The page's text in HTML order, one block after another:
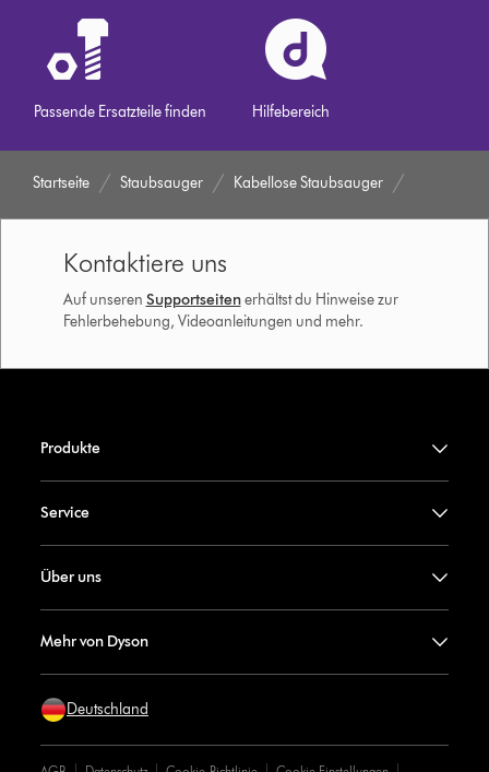
Passende Ersatzteile finden Hilfebereich
Startseite Staubsauger Kabellose Staubsauger
Kontaktiere uns
Auf unseren Supportseiten erhältst du Hinweise zur
Fehlerbehebung, Videoanleitungen und mehr.
Produkte
Service
Über uns
Mehr von Dyson
Deutschland